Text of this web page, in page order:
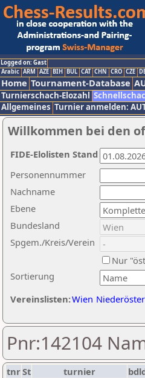
Logged on: Gast
Arabic ARM AZE BIH BUL CAT CHN CRO CZE
Home Tournament-Database
Turnierschach-Elozahl
Allgemeines Turnier anmelden:
Willkommen bei den
Nachname
Ebene
Sortierung
Personennummer
Bundesland
Spgem./Kreis/Verein
Nur
Vereinslisten:Wien
FIDE-Elolisten Stand
Pnr:142104
tnrSt turnier